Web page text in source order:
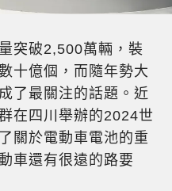
突破2,500萬輛，裝
十億個，而隨年勢大
了最關注的話題。近
在四川舉辦的2024世
關於電動車電池的重
車還有很遠的路要